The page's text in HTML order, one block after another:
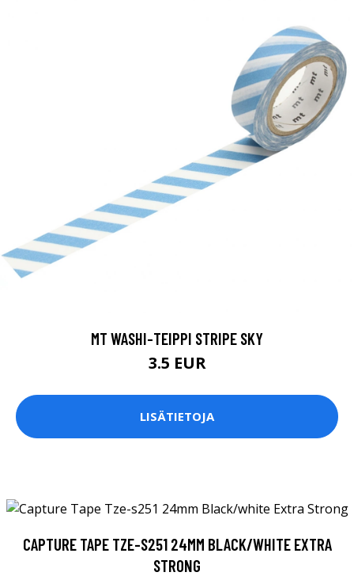
MT WASHI-TEIPPI STRIPE SKY
3.5 EUR
LISÄTIETOJA
CAPTURE TAPE TZE-S251 24MM BLACK/WHITE EXTRA
STRONG